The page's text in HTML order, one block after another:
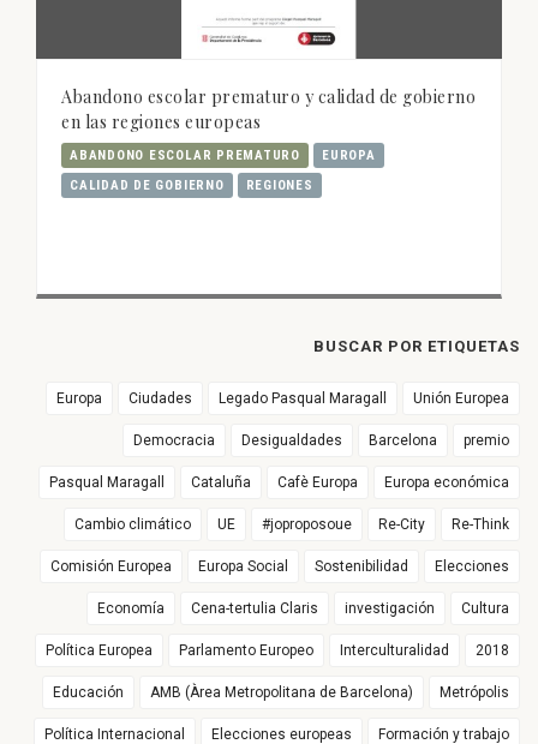
Abandono escolar prematuro y calidad de gobierno
en las regiones europeas
ABANDONO ESCOLAR PREMATURO
EUROPA
CALIDAD DE GOBIERNO
REGIONES
BUSCAR POR ETIQUETAS
Europa Ciudades Legado Pasqual Maragall Unión Europea
Democracia Desigualdades Barcelona premio
Pasqual Maragall Cataluña Cafè Europa Europa económica
Cambio climático UE #joproposoue Re-City Re-Think
Comisión Europea Europa Social Sostenibilidad Elecciones
Economía Cena-tertulia Claris investigación Cultura
Política Europea Parlamento Europeo Interculturalidad 2018
Educación AMB (Àrea Metropolitana de Barcelona) Metrópolis
Política Internacional Elecciones europeas Formación y trabajo